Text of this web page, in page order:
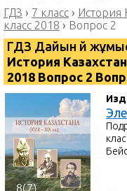
ГДЗ › 7 класс › История
класс 2018 › Вопрос 2
ГДЗ Дайын үй
История
2018 Вопрос 2